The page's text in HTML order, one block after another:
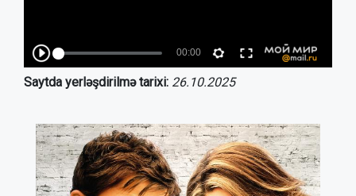
Saytda yerləşdirilmə tarixi: 26.10.2025